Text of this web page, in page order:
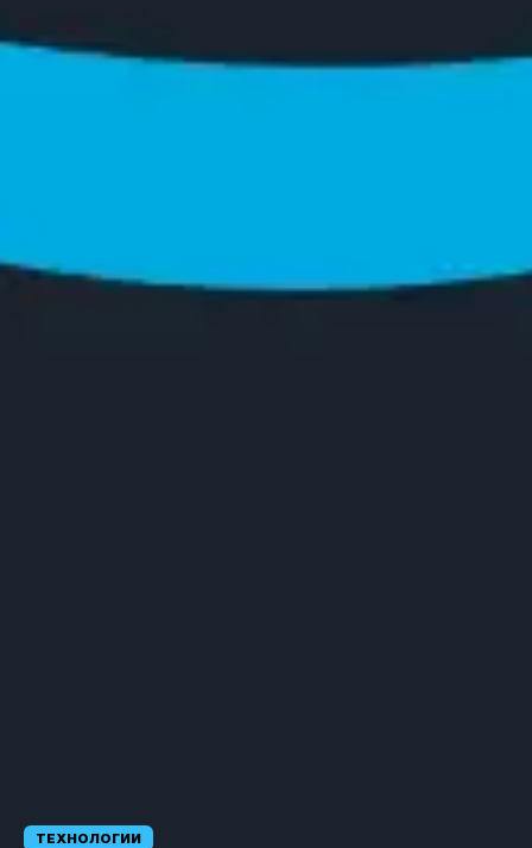
ТЕХНОЛОГИИ